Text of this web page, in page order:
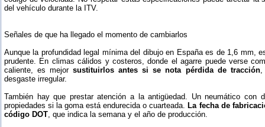
del vehículo durante la ITV.
Señales de que ha llegado el momento de cambiarlos
Aunque la profundidad legal mínima del dibujo en España es de 1,6 mm,
prudente. En climas cálidos y costeros, donde el agarre puede verse
caliente, es mejorsustituirlos antes si se nota pérdida de tracción,
desgaste irregular.
También hay que prestar atención a la antigüedad. Un neumático con
propiedades si la goma está endurecida o cuarteada. La fecha de
código DOT, que indica la semana y el año de producción.